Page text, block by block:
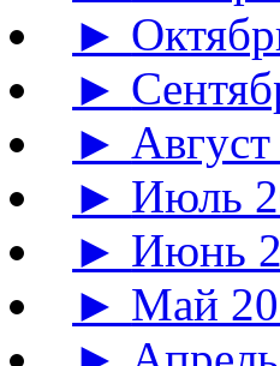
►
►
►
► Июль
► Июнь
► Май